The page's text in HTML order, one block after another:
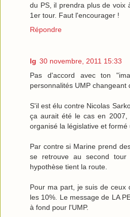
du PS, il prendra plus de voix
1er tour. Faut l'encourager !
Répondre
lg 30 novembre, 2011 15:33
Pas d'accord avec ton
personnalités UMP changeant
S'il est élu contre Nicolas
ça aurait été le cas en
organisé la législative et
Par contre si Marine prend
se retrouve au second tour
hypothèse tient la route.
Pour ma part, je suis de ceux
les 10%. Le message de LA
à fond pour l'UMP.